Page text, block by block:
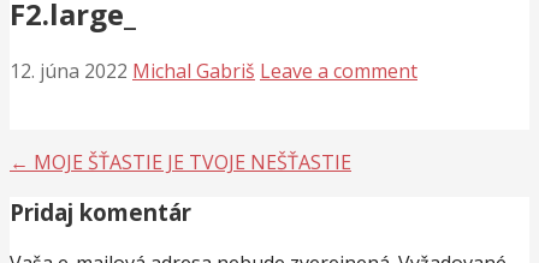
F2.large_
12. júna 2022 Michal Gabriš Leave a comment
Navigácia
v
článku
← MOJE ŠŤASTIE JE TVOJE NEŠŤASTIE
Pridaj komentár